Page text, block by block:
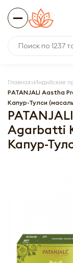
Главная Индийские
PATANJALI Aastha
Капур-Тулси
Agarbatti
Капур-